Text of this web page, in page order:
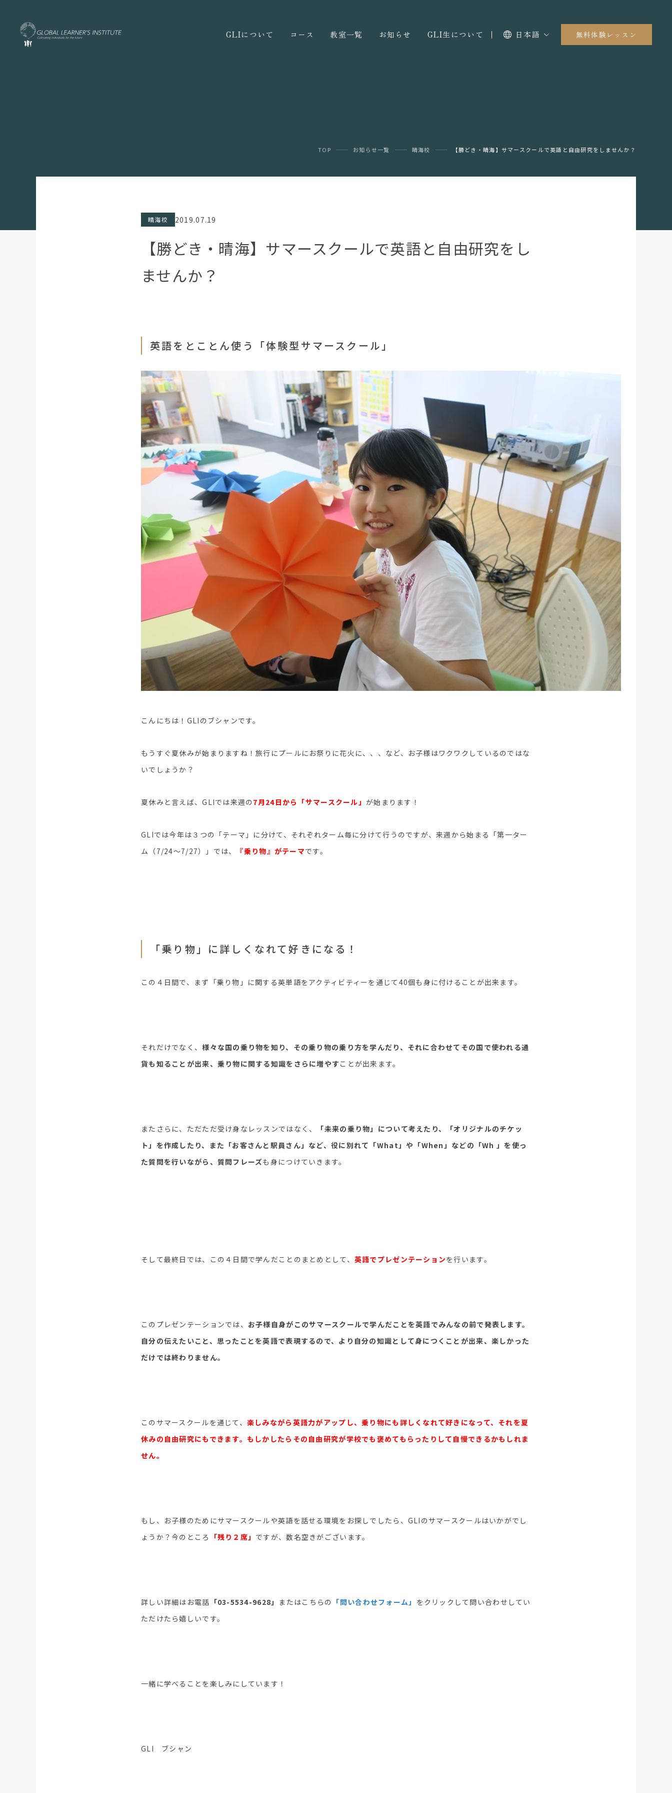
GLIについて コース 教室一覧 お知らせ GLI生について 日本語 無料体験レッスン
TOP お知らせ一覧 晴海校 【勝どき・晴海】サマースクールで英語と自由研究をしませんか？
晴海校 2019.07.19
【勝どき・晴海】サマースクールで英語と自由研究をし
ませんか？
英語をとことん使う「体験型サマースクール」
こんにちは！GLIのブシャンです。
もうすぐ夏休みが始まりますね！旅行にプールにお祭りに花火に、、、など、お子様はワクワクしているのではな
いでしょうか？
夏休みと言えば、GLIでは来週の 7月24日から「サマースクール」 が始まります！
GLIでは今年は３つの「テーマ」に分けて、それぞれターム毎に分けて行うのですが、来週から始まる「第一ター
ム（7/24〜7/27）」では、
『乗り物』がテーマです。
「乗り物」に詳しくなれて好きになる！
この４日間で、まず「乗り物」に関する英単語をアクティビティーを通じて40個も身に付けることが出来ます。
それだけでなく、様々な国の乗り物を知り、その乗り物の乗り方を学んだり、それに合わせてその国で使われる通
貨も知ることが出来、乗り物に関する知識をさらに増やす ことが出来ます。
またさらに、ただただ受け身なレッスンではなく、
「未来の乗り物」について考えたり、「オリジナルのチケッ
ト」を作成したり、また「お客さんと駅員さん」など、役に別れて「What」や「When」などの「Wh 」を使っ
た質問を行いながら、質問フレーズも身につけていきます。
そして最終日では、この４日間で学んだことのまとめとして、 英語でプレゼンテーションを行います。
このプレゼンテーションでは、 お子様自身がこのサマースクールで学んだことを英語でみんなの前で発表します。
自分の伝えたいこと、思ったことを英語で表現するので、より自分の知識として身につくことが出来、楽しかった
だけでは終わりません。
このサマースクールを通じて、 楽しみながら英語力がアップし、乗り物にも詳しくなれて好きになって、それを夏
休みの自由研究にもできます。もしかしたらその自由研究が学校でも褒めてもらったりして自慢できるかもしれま
せん。
もし、お子様のためにサマースクールや英語を話せる環境をお探しでしたら、GLIのサマースクールはいかがでし
ょうか？今のところ
「残り２席」 ですが、数名空きがございます。
詳しい詳細はお電話 「03-5534-9628」 またはこちらの 「問い合わせフォーム」 をクリックして問い合わせしてい
ただけたら嬉しいです。
一緒に学べることを楽しみにしています！
GLI ブシャン